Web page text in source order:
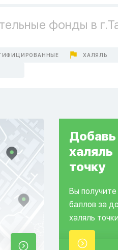
фонды в
ХАЛЯЛЬ
Добавь
халяль
точку
Вы
баллов за
халяль